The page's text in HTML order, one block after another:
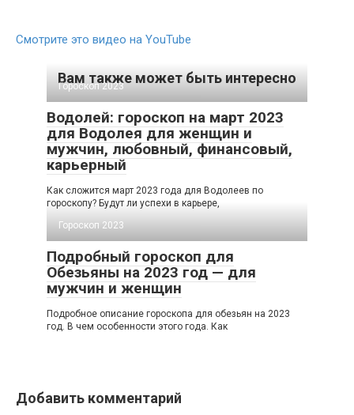
Смотрите это видео на YouTube
Вам также может быть интересно
Гороскоп 2023
Водолей: гороскоп на март 2023
для Водолея для женщин и
мужчин, любовный, финансовый,
карьерный
Как сложится март 2023 года для Водолеев по
гороскопу? Будут ли успехи в карьере,
Гороскоп 2023
Подробный гороскоп для
Обезьяны на 2023 год — для
мужчин и женщин
Подробное описание гороскопа для обезьян на 2023
год. В чем особенности этого года. Как
Добавить комментарий